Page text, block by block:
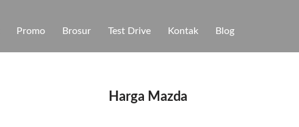
Promo Brosur Test Drive Kontak Blog
Harga Mazda